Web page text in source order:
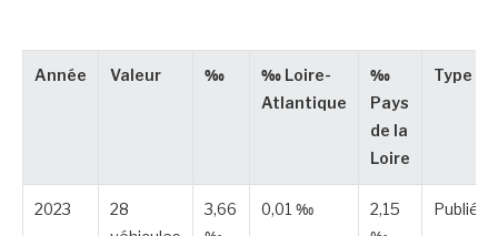
Année Valeur ‰
‰ Loire-
Atlantique
‰
Pays
de la
Loire
Type
2023
28
3,66
0,01 ‰
2,15
Publiée